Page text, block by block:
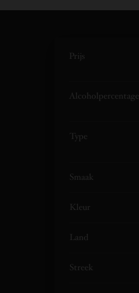
Prijs
Alcoholpercentage
Type
Smaak
Kleur
Land
Streek